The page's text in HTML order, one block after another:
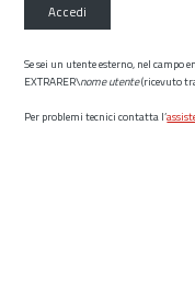
Accedi
Se sei un utente esterno, nel campo
EXTRARER\nome utente(ricevuto
Per problemi tecnici contatta l’